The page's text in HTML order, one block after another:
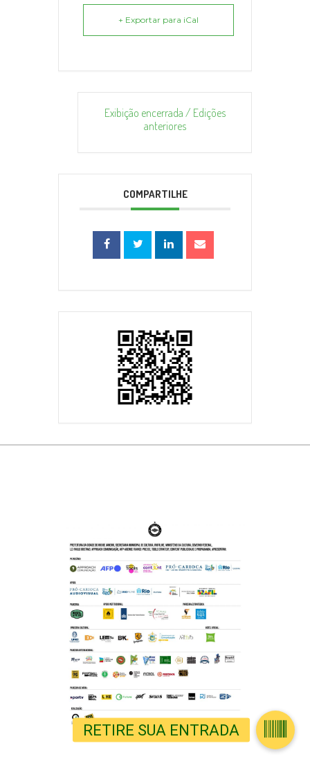
+ Exportar para iCal
Exibição encerrada / Edições
anteriores
COMPARTILHE